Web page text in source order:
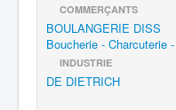
COMMERÇANTS
BOULANGERIE DISS
Boucherie - Charcuterie
INDUSTRIE
DE DIETRICH